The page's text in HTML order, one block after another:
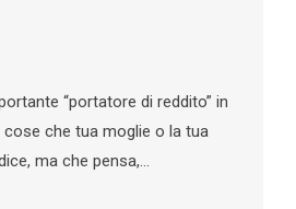
“portatore di reddito” in
cose che tua moglie o la tua
ma che pensa,…